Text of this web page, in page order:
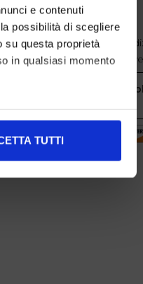
e contenuti
possibilità di scegliere
su questa proprietà
in qualsiasi momento
(impronte
TUTTI
cookie policy
Privacy
Termini e
Condizioni di